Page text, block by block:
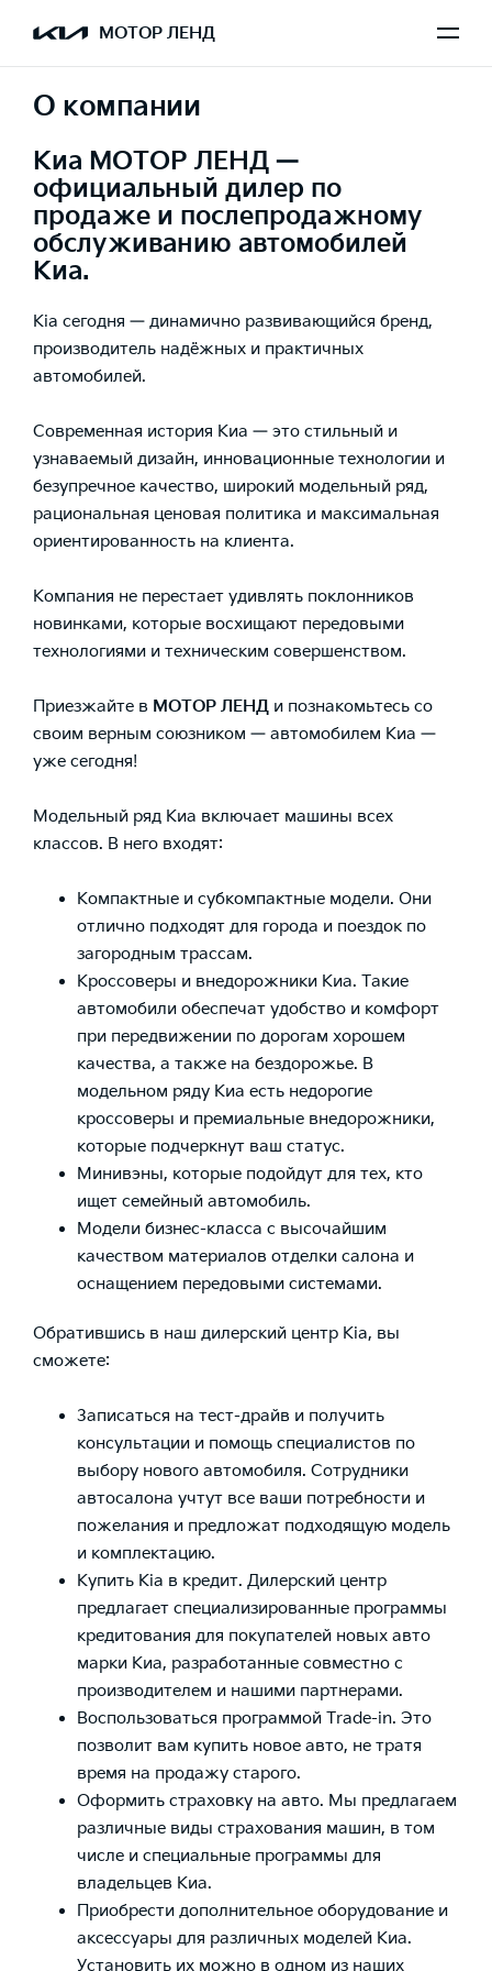
МОТОР ЛЕНД
О компании
Киа МОТОР ЛЕНД —
официальный дилер по
продаже и послепродажному
обслуживанию автомобилей
Киа.
Kia сегодня — динамично развивающийся бренд,
производитель надёжных и практичных
автомобилей.
Современная история Киа — это стильный и
узнаваемый дизайн, инновационные технологии и
безупречное качество, широкий модельный ряд,
рациональная ценовая политика и максимальная
ориентированность на клиента.
Компания не перестает удивлять поклонников
новинками, которые восхищают передовыми
технологиями и техническим совершенством.
Приезжайте в МОТОР ЛЕНД и познакомьтесь со
своим верным союзником — автомобилем Киа —
уже сегодня!
Модельный ряд Киа включает машины всех
классов. В него входят:
Компактные и субкомпактные модели. Они
отлично подходят для города и поездок по
загородным трассам.
Кроссоверы и внедорожники Киа. Такие
автомобили обеспечат удобство и комфорт
при передвижении по дорогам хорошем
качества, а также на бездорожье. В
модельном ряду Киа есть недорогие
кроссоверы и премиальные внедорожники,
которые подчеркнут ваш статус.
Минивэны, которые подойдут для тех, кто
ищет семейный автомобиль.
Модели бизнес-класса с высочайшим
качеством материалов отделки салона и
оснащением передовыми системами.
Обратившись в наш дилерский центр Kia, вы
сможете:
Записаться на тест-драйв и получить
консультации и помощь специалистов по
выбору нового автомобиля. Сотрудники
автосалона учтут все ваши потребности и
пожелания и предложат подходящую модель
и комплектацию.
Купить Kia в кредит. Дилерский центр
предлагает специализированные программы
кредитования для покупателей новых авто
марки Киа, разработанные совместно с
производителем и нашими партнерами.
Воспользоваться программой Trade-in. Это
позволит вам купить новое авто, не тратя
время на продажу старого.
Оформить страховку на авто. Мы предлагаем
различные виды страхования машин, в том
числе и специальные программы для
владельцев Киа.
Приобрести дополнительное оборудование и
аксессуары для различных моделей Киа.
Установить их можно в одном из наших